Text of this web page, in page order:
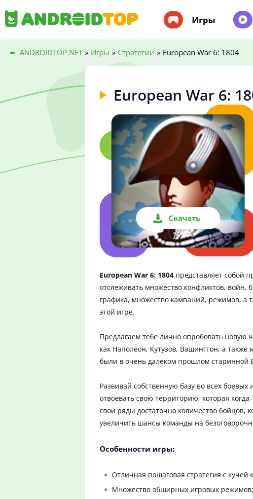
Игры
ANDROIDTOP.NET » Игры » Стратегии » European War 6: 1804
European War 6:
Скачать
European War 6: 1804 представляет собой
отслеживать множество конфликтов, войн,
графика, множество кампаний, режимов, а
этой игре.
Предлагаем тебе лично опробовать новую
как Наполеон, Кутузов, Вашингтон, а также
были в очень далеком прошлом старинной
Развивай собственную базу во всех
отвоевать свою территорию, которая
свои ряды достаточно количество бойцов,
увеличить шансы команды на
Особенности игры:
Отличная пошаговая стратегия с кучей
Множество обширных игровых режимов;